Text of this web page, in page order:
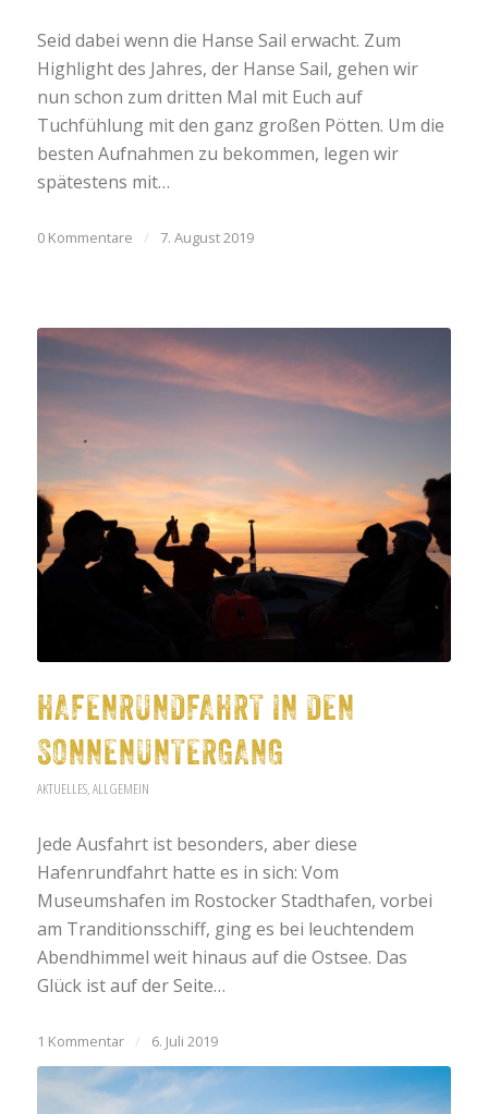
Seid dabei wenn die Hanse Sail erwacht. Zum
Highlight des Jahres, der Hanse Sail, gehen wir
nun schon zum dritten Mal mit Euch auf
Tuchfühlung mit den ganz großen Pötten. Um die
besten Aufnahmen zu bekommen, legen wir
spätestens mit…
0 Kommentare / 7. August 2019
HAFENRUNDFAHRT IN DEN
SONNENUNTERGANG
AKTUELLES,ALLGEMEIN
Jede Ausfahrt ist besonders, aber diese
Hafenrundfahrt hatte es in sich: Vom
Museumshafen im Rostocker Stadthafen, vorbei
am Tranditionsschiff, ging es bei leuchtendem
Abendhimmel weit hinaus auf die Ostsee. Das
Glück ist auf der Seite…
1 Kommentar / 6. Juli 2019